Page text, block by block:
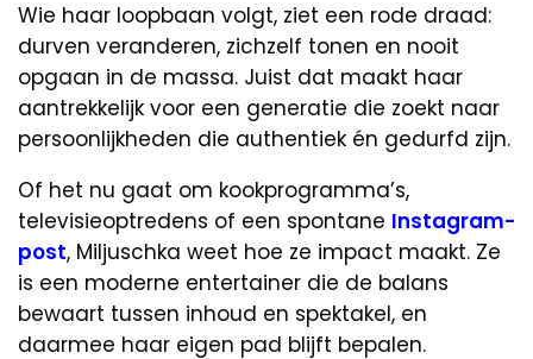
Wie haar loopbaan volgt, ziet een rode draad:
durven veranderen, zichzelf tonen en nooit
opgaan in de massa. Juist dat maakt haar
aantrekkelijk voor een generatie die zoekt naar
persoonlijkheden die authentiek én gedurfd zijn.
Of het nu gaat om kookprogramma’s,
televisieoptredens of een spontane Instagram-
post, Miljuschka weet hoe ze impact maakt. Ze
is een moderne entertainer die de balans
bewaart tussen inhoud en spektakel, en
daarmee haar eigen pad blijft bepalen.